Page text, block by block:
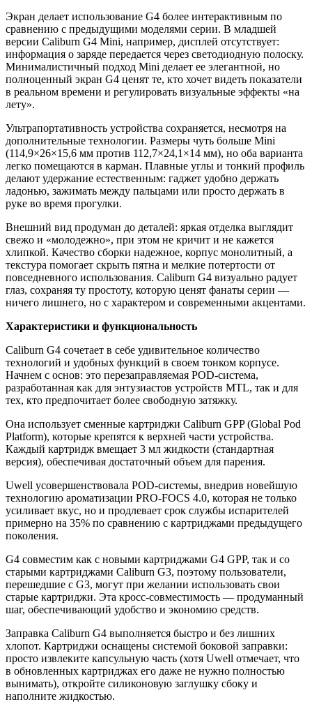
Экран делает использование G4 более интерактивным по
сравнению с предыдущими моделями серии. В младшей
версии Caliburn G4 Mini, например, дисплей отсутствует:
информация о заряде передается через светодиодную полоску.
Минималистичный подход Mini делает ее элегантной, но
полноценный экран G4 ценят те, кто хочет видеть показатели
в реальном времени и регулировать визуальные эффекты «на
лету».
Ультрапортативность устройства сохраняется, несмотря на
дополнительные технологии. Размеры чуть больше Mini
(114,9×26×15,6 мм против 112,7×24,1×14 мм), но оба варианта
легко помещаются в карман. Плавные углы и тонкий профиль
делают удержание естественным: гаджет удобно держать
ладонью, зажимать между пальцами или просто держать в
руке во время прогулки.
Внешний вид продуман до деталей: яркая отделка выглядит
свежо и «молодежно», при этом не кричит и не кажется
хлипкой. Качество сборки надежное, корпус монолитный, а
текстура помогает скрыть пятна и мелкие потертости от
повседневного использования. Caliburn G4 визуально радует
глаз, сохраняя ту простоту, которую ценят фанаты серии —
ничего лишнего, но с характером и современными акцентами.
Характеристики и функциональность
Caliburn G4 сочетает в себе удивительное количество
технологий и удобных функций в своем тонком корпусе.
Начнем с основ: это перезаправляемая POD-система,
разработанная как для энтузиастов устройств MTL, так и для
тех, кто предпочитает более свободную затяжку.
Она использует сменные картриджи Caliburn GPP (Global Pod
Platform), которые крепятся к верхней части устройства.
Каждый картридж вмещает 3 мл жидкости (стандартная
версия), обеспечивая достаточный объем для парения.
Uwell усовершенствовала POD-системы, внедрив новейшую
технологию ароматизации PRO-FOCS 4.0, которая не только
усиливает вкус, но и продлевает срок службы испарителей
примерно на 35% по сравнению с картриджами предыдущего
поколения.
G4 совместим как с новыми картриджами G4 GPP, так и со
старыми картриджами Caliburn G3, поэтому пользователи,
перешедшие с G3, могут при желании использовать свои
старые картриджи. Эта кросс-совместимость — продуманный
шаг, обеспечивающий удобство и экономию средств.
Заправка Caliburn G4 выполняется быстро и без лишних
хлопот. Картриджи оснащены системой боковой заправки:
просто извлеките капсульную часть (хотя Uwell отмечает, что
в обновленных картриджах его даже не нужно полностью
вынимать), откройте силиконовую заглушку сбоку и
наполните жидкостью.